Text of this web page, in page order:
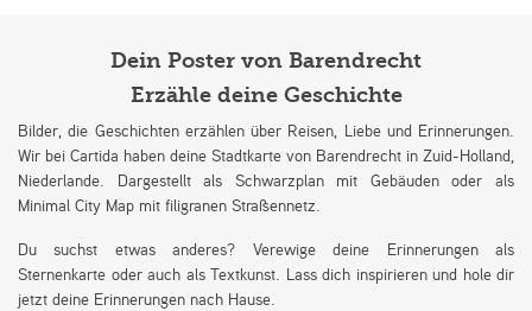
Dein Poster von Barendrecht
Erzähle deine Geschichte
Bilder, die Geschichten erzählen über Reisen, Liebe und Erinnerungen.
Wir bei Cartida haben deine Stadtkarte von Barendrecht in Zuid-Holland,
Niederlande. Dargestellt als Schwarzplan mit Gebäuden oder als
Minimal City Map mit filigranen Straßennetz.
Du suchst etwas anderes? Verewige deine Erinnerungen als
Sternenkarte oder auch als Textkunst. Lass dich inspirieren und hole dir
jetzt deine Erinnerungen nach Hause.